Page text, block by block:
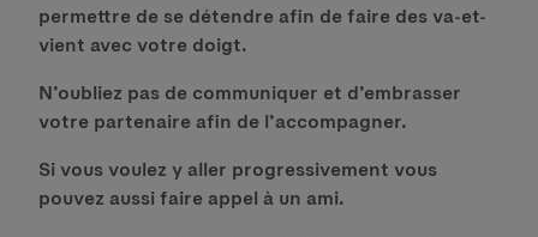
permettre de se détendre afin de faire des va-et-
vient avec votre doigt.
N’oubliez pas de communiquer et d’embrasser
votre partenaire afin de l’accompagner.
Si vous voulez y aller progressivement vous
pouvez aussi faire appel à un ami.